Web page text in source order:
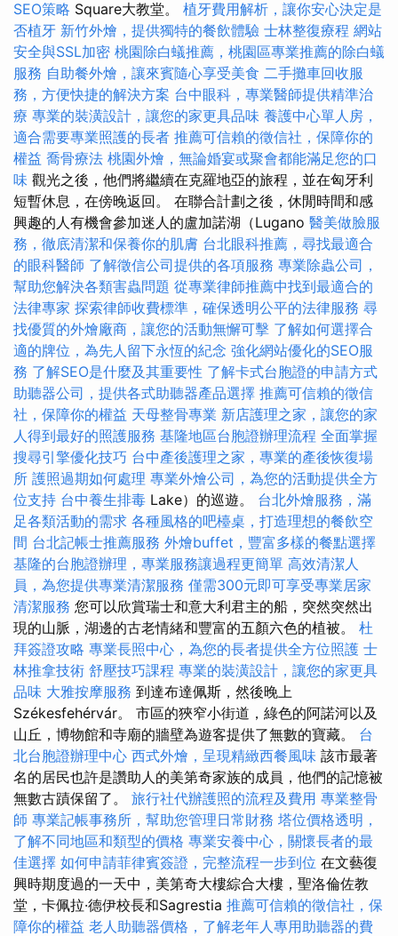
SEO策略 Square大教堂。 植牙費用解析，讓你安心決定是
否植牙 新竹外燴，提供獨特的餐飲體驗 士林整復療程 網站
安全與SSL加密 桃園除白蟻推薦，桃園區專業推薦的除白蟻
服務 自助餐外燴，讓來賓隨心享受美食 二手攤車回收服
務，方便快捷的解決方案 台中眼科，專業醫師提供精準治
療 專業的裝潢設計，讓您的家更具品味 養護中心單人房，
適合需要專業照護的長者 推薦可信賴的徵信社，保障你的
權益 喬骨療法 桃園外燴，無論婚宴或聚會都能滿足您的口
味 觀光之後，他們將繼續在克羅地亞的旅程，並在匈牙利
短暫休息，在傍晚返回。 在聯合計劃之後，休閒時間和感
興趣的人有機會參加迷人的盧加諾湖（Lugano 醫美做臉服
務，徹底清潔和保養你的肌膚 台北眼科推薦，尋找最適合
的眼科醫師 了解徵信公司提供的各項服務 專業除蟲公司，
幫助您解決各類害蟲問題 從專業律師推薦中找到最適合的
法律專家 探索律師收費標準，確保透明公平的法律服務 尋
找優質的外燴廠商，讓您的活動無懈可擊 了解如何選擇合
適的牌位，為先人留下永恆的紀念 強化網站優化的SEO服
務 了解SEO是什麼及其重要性 了解卡式台胞證的申請方式
助聽器公司，提供各式助聽器產品選擇 推薦可信賴的徵信
社，保障你的權益 天母整骨專業 新店護理之家，讓您的家
人得到最好的照護服務 基隆地區台胞證辦理流程 全面掌握
搜尋引擎優化技巧 台中產後護理之家，專業的產後恢復場
所 護照過期如何處理 專業外燴公司，為您的活動提供全方
位支持 台中養生排毒 Lake）的巡遊。 台北外燴服務，滿
足各類活動的需求 各種風格的吧檯桌，打造理想的餐飲空
間 台北記帳士推薦服務 外燴buffet，豐富多樣的餐點選擇
基隆的台胞證辦理，專業服務讓過程更簡單 高效清潔人
員，為您提供專業清潔服務 僅需300元即可享受專業居家
清潔服務 您可以欣賞瑞士和意大利君主的船，突然突然出
現的山脈，湖邊的古老情緒和豐富的五顏六色的植被。 杜
拜簽證攻略 專業長照中心，為您的長者提供全方位照護 士
林推拿技術 舒壓技巧課程 專業的裝潢設計，讓您的家更具
品味 大雅按摩服務 到達布達佩斯，然後晚上
Székesfehérvár。 市區的狹窄小街道，綠色的阿諾河以及
山丘，博物館和寺廟的牆壁為遊客提供了無數的寶藏。 台
北台胞證辦理中心 西式外燴，呈現精緻西餐風味 該市最著
名的居民也許是讚助人的美第奇家族的成員，他們的記憶被
無數古蹟保留了。 旅行社代辦護照的流程及費用 專業整骨
師 專業記帳事務所，幫助您管理日常財務 塔位價格透明，
了解不同地區和類型的價格 專業安養中心，關懷長者的最
佳選擇 如何申請菲律賓簽證，完整流程一步到位 在文藝復
興時期度過的一天中，美第奇大樓綜合大樓，聖洛倫佐教
堂，卡佩拉·德伊校長和Sagrestia 推薦可信賴的徵信社，保
障你的權益 老人助聽器價格，了解老年人專用助聽器的費